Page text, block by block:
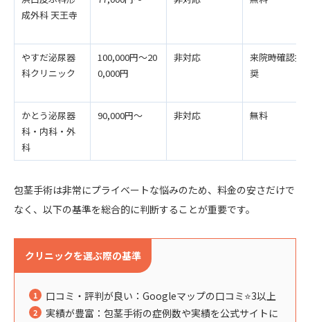
成外科 天王寺
やすだ泌尿器
科クリニック
100,000円～20
0,000円
非対応
来院時確認推
奨
かとう泌尿器
科・内科・外
科
90,000円～ 非対応 無料
包茎手術は非常にプライベートな悩みのため、料金の安さだけで
なく、以下の基準を総合的に判断することが重要です。
クリニックを選ぶ際の基準
口コミ・評判が良い：Googleマップの口コミ⭐️3以上
実績が豊富：包茎手術の症例数や実績を公式サイトに